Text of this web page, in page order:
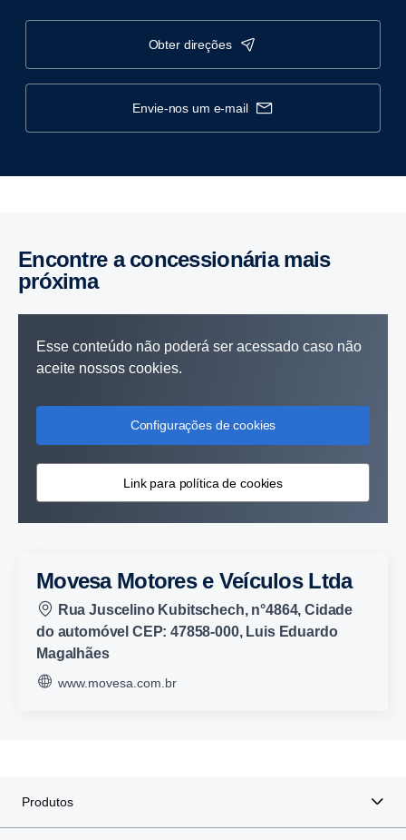
obter direções
envie-nos um e-mail
Encontre a concessionária mais
próxima
Esse conteúdo não poderá ser acessado caso não
aceite nossos cookies.
Configurações de cookies
Link para política de cookies
Movesa Motores e Veículos Ltda
Rua Juscelino Kubitschech, n°4864, Cidade
do automóvel CEP: 47858-000, Luis Eduardo
Magalhães
www.movesa.com.br
Produtos